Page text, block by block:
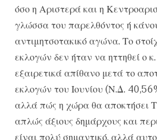
όσο η Αριστερά και η
γλώσσα του παρελθόντος ή
αντιμητσοτακικό αγώνα. Το
εκλογών δεν ήταν να ηττηθεί ο
εξαιρετικά απίθανο μετά το
εκλογών του Ιουνίου (Ν.Δ.
αλλά πώς η χώρα θα αποκτήσει
απλώς άξιους δημάρχους και
είναι πολύ σημαντικό, αλλά